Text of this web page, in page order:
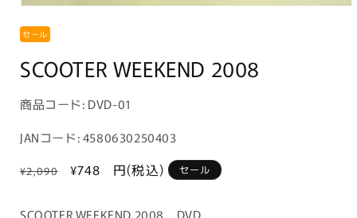
ー
ダ
で
デ
ィ
(1)
開
セール
SCOOTER WEEKEND 2008
商品コード: 商
コ
ー
DVD-01
JANコード: 4580630250403
通
価
¥2,090
セ
ル
¥748 円(税込) セール
SCOOTER WEEKEND 2008 DVD